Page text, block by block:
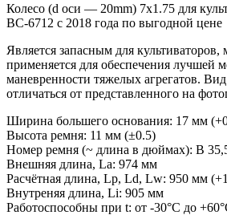
Колесо (d оси — 20mm) 7х1.75 для
BC-6712 c 2018 года по выгодной цене
Является запасным для культиваторов,
применяется для обеспечения лучшей
маневренности тяжелых агрегатов.
отличаться от представленного на
Ширина большего основания: 17 мм
Высота ремня: 11 мм (±0.5)
Номер ремня (~ длина в дюймах): B
Внешняя длина, La: 974 мм
Расчётная длина, Lp, Ld, Lw: 950 мм
Внутреняя длина, Li: 905 мм
Работоспособны при t: от -30°C до